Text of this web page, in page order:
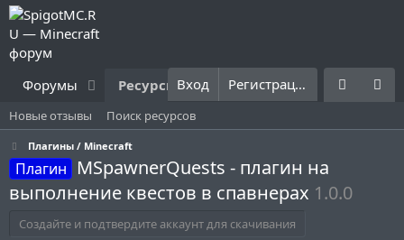
Форумы Ресурсы Что нового? Правила
Вход Регистрация
Новые отзывы Поиск ресурсов
Плагины / Minecraft
Плагин
MSpawnerQuests - плагин на
выполнение квестов в спавнерах 1.0.0
Создайте и подтвердите аккаунт для скачивания